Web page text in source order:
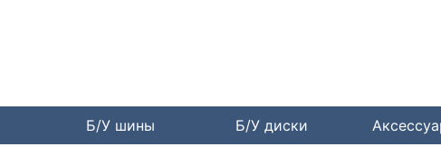
Б/У шины Б/У диски